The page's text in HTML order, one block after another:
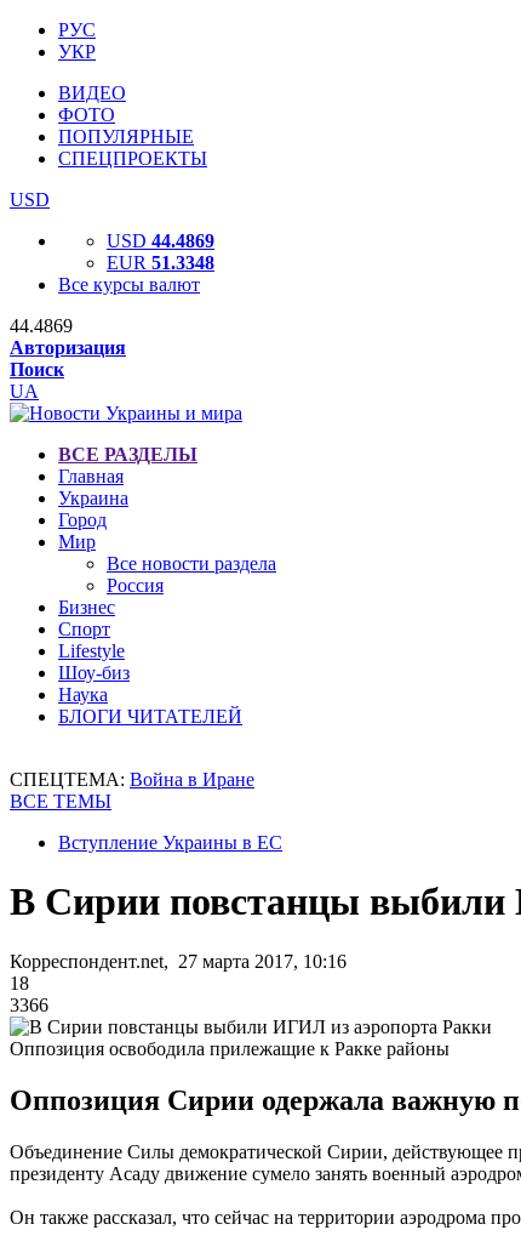
РУС
УКР
ВИДЕО
ФОТО
ПОПУЛЯРНЫЕ
СПЕЦПРОЕКТЫ
USD
USD 44.4869
EUR 51.3348
Все курсы валют
44.4869
Авторизация
Поиск
UA
ВСЕ РАЗДЕЛЫ
Главная
Украина
Город
Мир
Все новости раздела
Россия
Бизнес
Спорт
Lifestyle
Шоу-биз
Наука
БЛОГИ ЧИТАТЕЛЕЙ
СПЕЦТЕМА: Война в Иране
ВСЕ ТЕМЫ
Вступление Украины в ЕС
В Сирии повстанцы
Корреспондент.net, 27 марта 2017, 10:16
18
3366
Оппозиция освободила прилежащие к Ракке районы
Оппозиция Сирии одержала важную
Объединение Силы демократической Сирии,
президенту Асаду движение сумело занять военный
Он также рассказал, что сейчас на территории аэродрома